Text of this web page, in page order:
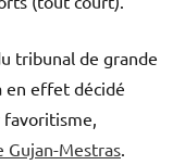
tribunal de grande
en effet décidé
Gujan-Mestras